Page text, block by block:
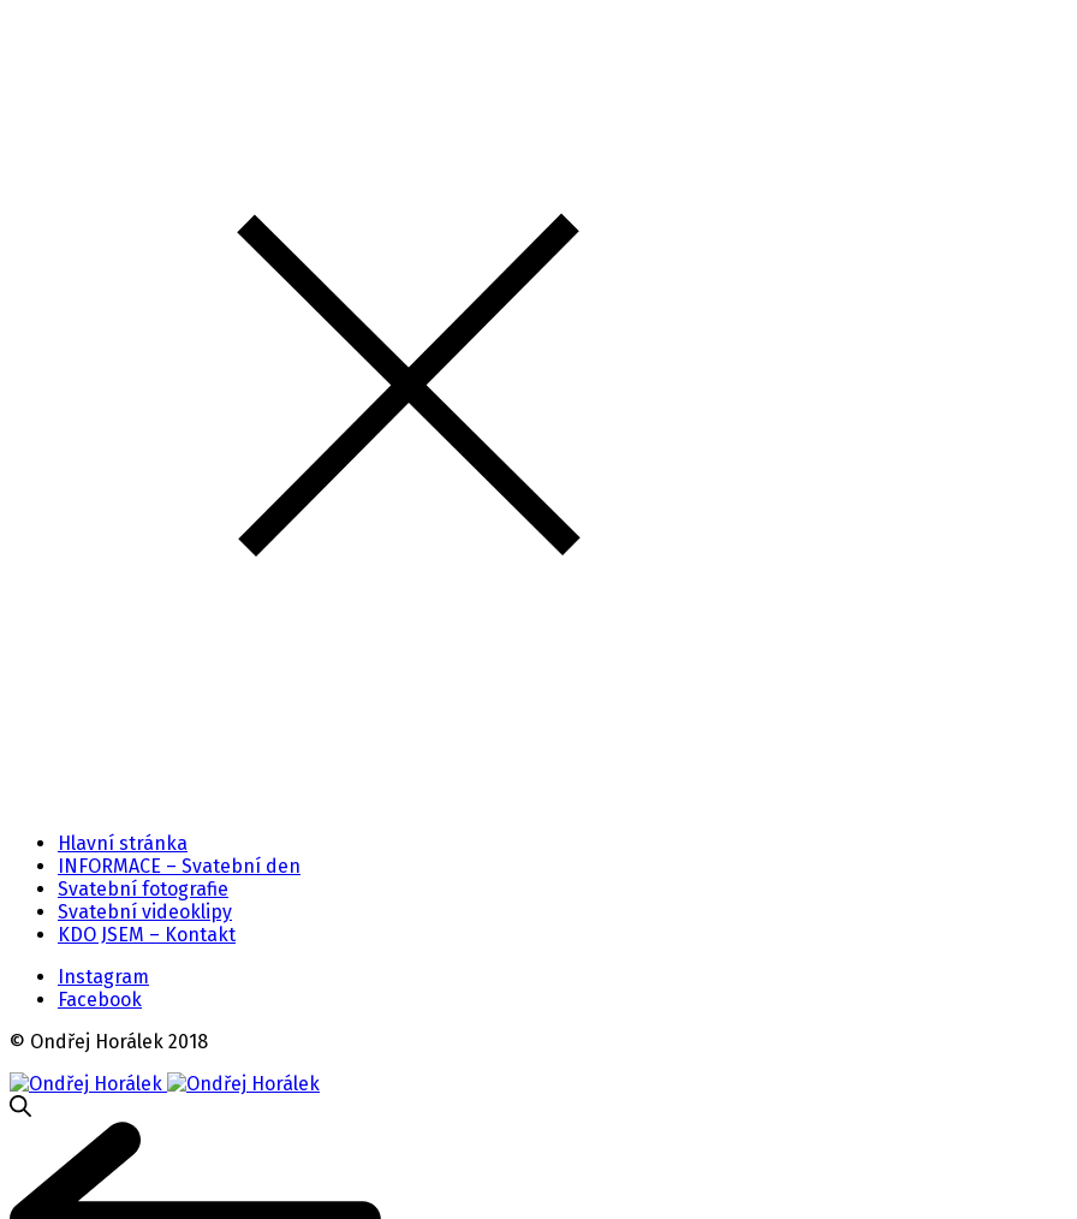
Hlavní stránka
INFORMACE – Svatební den
Svatební fotografie
Svatební videoklipy
KDO JSEM – Kontakt
Instagram
Facebook
© Ondřej Horálek 2018